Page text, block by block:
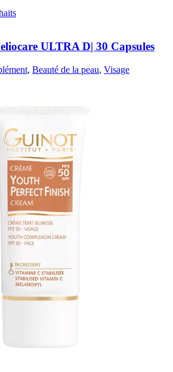
ULTRA D| 30 Capsules
, Beauté de la peau, Visage